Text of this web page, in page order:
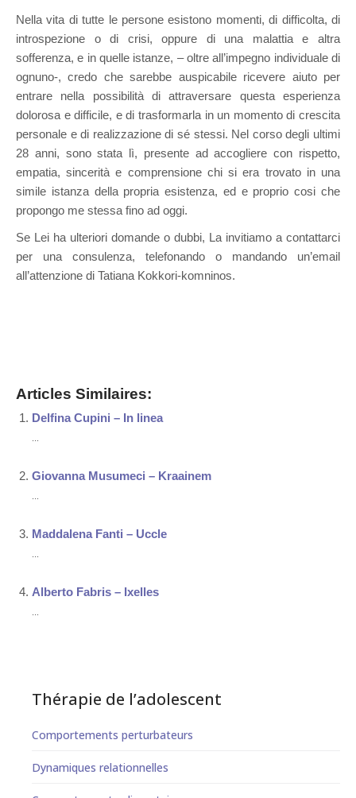
Nella vita di tutte le persone esistono momenti, di difficolta, di
introspezione o di crisi, oppure di una malattia e altra
sofferenza, e in quelle istanze, – oltre all’impegno individuale di
ognuno-, credo che sarebbe auspicabile ricevere aiuto per
entrare nella possibilità di attraversare questa esperienza
dolorosa e difficile, e di trasformarla in un momento di crescita
personale e di realizzazione di sé stessi. Nel corso degli ultimi
28 anni, sono stata lì, presente ad accogliere con rispetto,
empatia, sincerità e comprensione chi si era trovato in una
simile istanza della propria esistenza, ed e proprio cosi che
propongo me stessa fino ad oggi.
Se Lei ha ulteriori domande o dubbi, La invitiamo a contattarci
per una consulenza, telefonando o mandando un’email
all’attenzione di Tatiana Kokkori-komninos.
Articles Similaires:
Delfina Cupini – In linea
Giovanna Musumeci – Kraainem
Maddalena Fanti – Uccle
Alberto Fabris – Ixelles
Thérapie de l’adolescent
Comportements perturbateurs
Dynamiques relationnelles